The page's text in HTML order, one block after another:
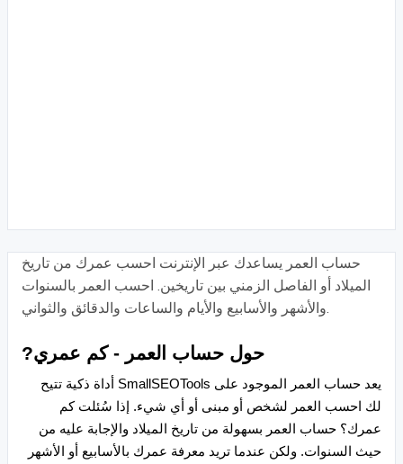
حساب العمر يساعدك عبر الإنترنت احسب عمرك من تاريخ
الميلاد أو الفاصل الزمني بين تاريخين. احسب العمر بالسنوات
والأشهر والأسابيع والأيام والساعات والدقائق والثواني.
حول حساب العمر - كم عمري?
يعد حساب العمر الموجود على SmallSEOTools أداة ذكية تتيح
لك احسب العمر لشخص أو مبنى أو أي شيء. إذا سُئلت كم
عمرك؟ حساب العمر بسهولة من تاريخ الميلاد والإجابة عليه من
حيث السنوات. ولكن عندما تريد معرفة عمرك بالأسابيع أو الأشهر